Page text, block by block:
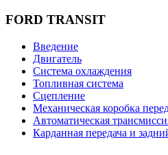
FORD TRANSIT
Введение
Двигатель
Система охлаждения
Топливная система
Сцепление
Механическая коробка
Автоматическая
Карданная передача и